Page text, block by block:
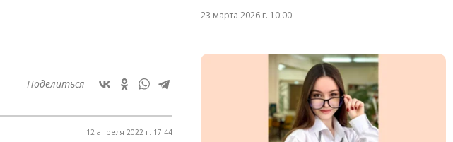
Поделиться —
12 апреля 2022 г. 17:44
23 марта 2026 г. 10:00